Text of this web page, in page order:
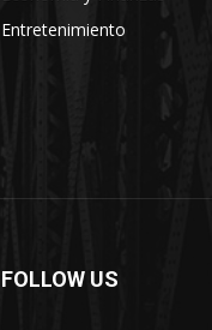
Entretenimiento
FOLLOW US